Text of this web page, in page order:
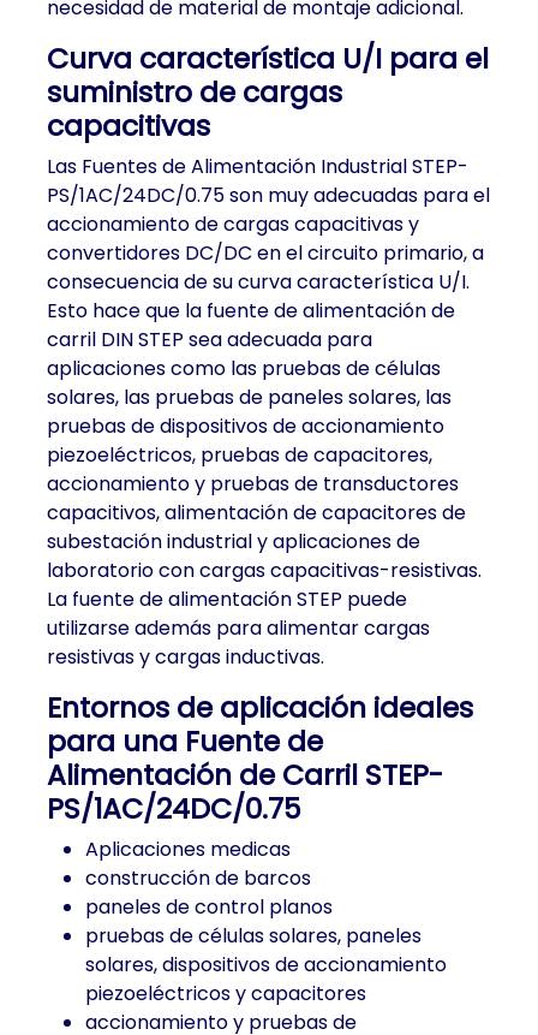
necesidad de material de montaje adicional.
Curva característica U/I para el
suministro de cargas
capacitivas
Las Fuentes de Alimentación Industrial STEP-
PS/1AC/24DC/0.75 son muy adecuadas para el
accionamiento de cargas capacitivas y
convertidores DC/DC en el circuito primario, a
consecuencia de su curva característica U/I.
Esto hace que la fuente de alimentación de
carril DIN STEP sea adecuada para
aplicaciones como las pruebas de células
solares, las pruebas de paneles solares, las
pruebas de dispositivos de accionamiento
piezoeléctricos, pruebas de capacitores,
accionamiento y pruebas de transductores
capacitivos, alimentación de capacitores de
subestación industrial y aplicaciones de
laboratorio con cargas capacitivas-resistivas.
La fuente de alimentación STEP puede
utilizarse además para alimentar cargas
resistivas y cargas inductivas.
Entornos de aplicación ideales
para una Fuente de
Alimentación de Carril STEP-
PS/1AC/24DC/0.75
Aplicaciones medicas
construcción de barcos
paneles de control planos
pruebas de células solares, paneles
solares, dispositivos de accionamiento
piezoeléctricos y capacitores
accionamiento y pruebas de